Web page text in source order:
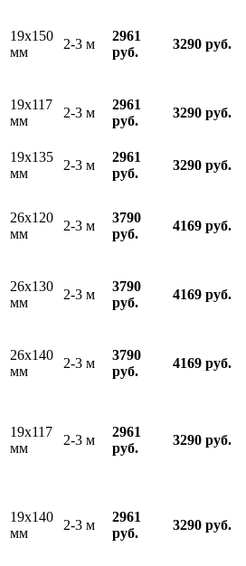
19x150
мм
2-3 м
2961
руб.
3290 руб.
19x117
мм
2-3 м
2961
руб.
3290 руб.
19x135
мм
2-3 м
2961
руб.
3290 руб.
26x120
мм
2-3 м
3790
руб.
4169 руб.
26x130
мм
2-3 м
3790
руб.
4169 руб.
26x140
мм
2-3 м
3790
руб.
4169 руб.
19x117
мм
2-3 м
2961
руб.
3290 руб.
19x140
мм
2-3 м
2961
руб.
3290 руб.